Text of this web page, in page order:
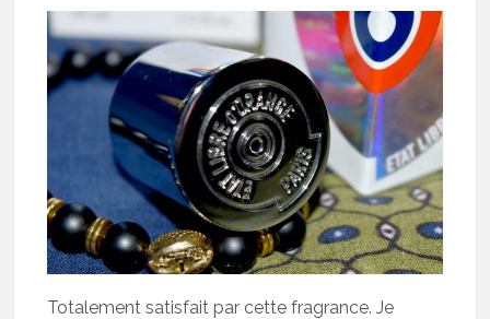
Totalement satisfait par cette fragrance. Je